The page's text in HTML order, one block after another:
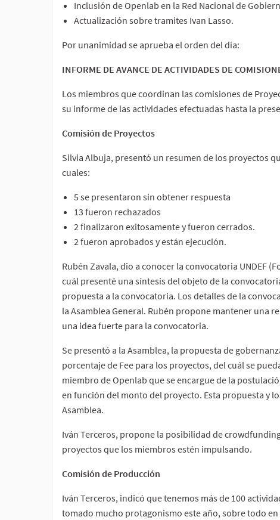
Inclusión de Openlab en la Red Nacional de
Actualización sobre tramites Ivan Lasso.
Por unanimidad se aprueba el orden del día:
INFORME DE AVANCE DE ACTIVIDADES DE
Los miembros que coordinan las comisiones de
su informe de las actividades efectuadas hasta la
Comisión de Proyectos
Silvia Albuja, presentó un resumen de los proyectos
cuales:
5 se presentaron sin obtener respuesta
13 fueron rechazados
2 finalizaron exitosamente y fueron cerrados.
2 fueron aprobados y están ejecución.
Rubén Zavala, dio a conocer la convocatoria UNDEF
cuál presenté una síntesis del objeto de la
propuesta a la convocatoria. Los detalles de la
la Asamblea General. Rubén propone mantener una
una idea fuerte para la convocatoria.
Se presentó a la Asamblea, la propuesta de
porcentaje de Fee para los proyectos, del cuál se
miembro de Openlab que se encargue de la
en función del monto del proyecto. Esta propuesta y
Asamblea.
Iván Terceros, propone la posibilidad de
proyectos que los miembros estén impulsando.
Comisión de Producción
Iván Terceros, indicó que tenemos más de 100
tomado mucho protagonismo este año, sobre todo